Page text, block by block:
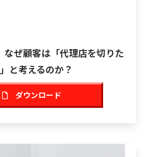
ぜ顧客は「代理店を切りた
と考えるのか？
ダウンロード